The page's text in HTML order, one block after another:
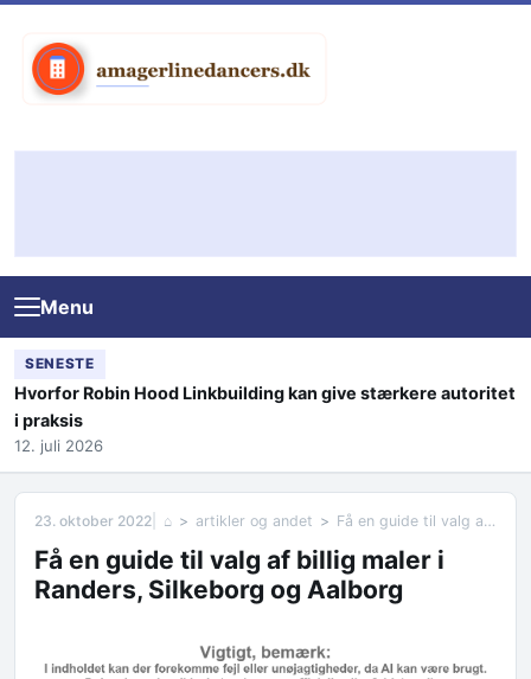
Menu
SENESTE
Hvorfor Robin Hood Linkbuilding kan give stærkere autoritet
i praksis
12. juli 2026
23. oktober 2022 ⌂ artikler og andet Få en guide til valg af billig maler i Randers, Silkeborg og Aalborg
Få en guide til valg af billig maler i
Randers, Silkeborg og Aalborg